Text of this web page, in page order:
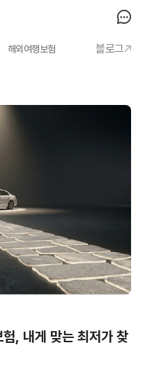
해외여행보험 블로그
, 내게 맞는 최저가 찾